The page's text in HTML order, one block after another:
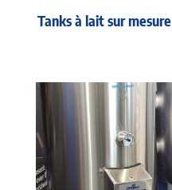
Tanks à lait sur mesure